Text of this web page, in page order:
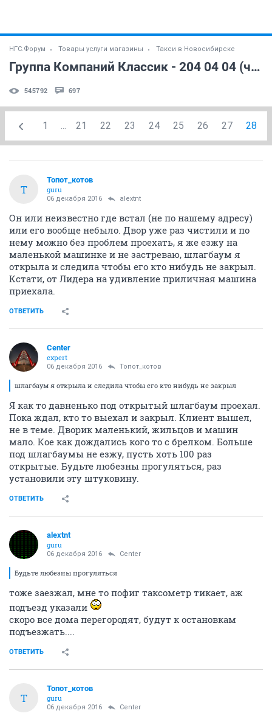
НГС.Форум Товары услуги магазины Такси в Новосибирске
Группа Компаний Классик - 204 04 04 (часть 2)
545792 697
1 ... 21 22 23 24 25 26 27 28
Т
Топот_котов
guru
06 декабря 2016 alextnt
Он или неизвестно где встал (не по нашему адресу)
или его вообще небыло. Двор уже раз чистили и по
нему можно без проблем проехать, я же езжу на
маленькой машинке и не застреваю, шлагбаум я
открыла и следила чтобы его кто нибудь не закрыл.
Кстати, от Лидера на удивление приличная машина
приехала.
ОТВЕТИТЬ
Center
expert
06 декабря 2016 Топот_котов
шлагбаум я открыла и следила чтобы его кто нибудь не закрыл
Я как то давненько под открытый шлагбаум проехал.
Пока ждал, кто то выехал и закрыл. Клиент вышел,
не в теме. Дворик маленький, жильцов и машин
мало. Кое как дождались кого то с брелком. Больше
под шлагбаумы не езжу, пусть хоть 100 раз
открытые. Будьте любезны прогуляться, раз
установили эту штуковину.
ОТВЕТИТЬ
alextnt
guru
06 декабря 2016 Center
Будьте любезны прогуляться
тоже заезжал, мне то пофиг таксометр тикает, аж
подъезд указали
скоро все дома перегородят, будут к остановкам
подъезжать....
ОТВЕТИТЬ
Т
Топот_котов
guru
06 декабря 2016 Center